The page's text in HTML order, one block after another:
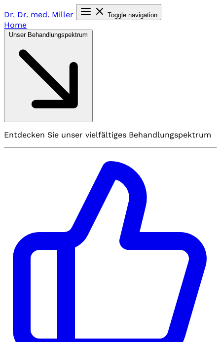
Dr. Dr. med. Miller Toggle navigation
Home
Entdecken Sie unser vielfältiges Behandlungspektrum